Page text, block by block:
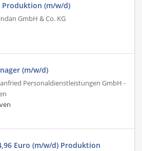
(m/w/d)
GmbH & Co. KG
(m/w/d)
Personaldienstleistungen GmbH -
Euro (m/w/d) Produktion